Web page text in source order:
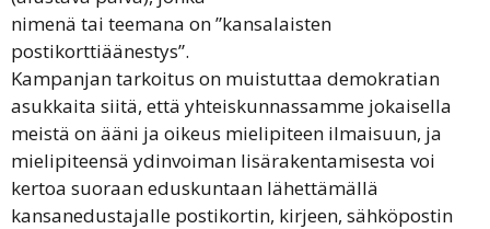
nimenä tai teemana on ”kansalaisten
postikorttiäänestys”.
Kampanjan tarkoitus on muistuttaa demokratian
asukkaita siitä, että yhteiskunnassamme jokaisella
meistä on ääni ja oikeus mielipiteen ilmaisuun, ja
mielipiteensä ydinvoiman lisärakentamisesta voi
kertoa suoraan eduskuntaan lähettämällä
kansanedustajalle postikortin, kirjeen, sähköpostin